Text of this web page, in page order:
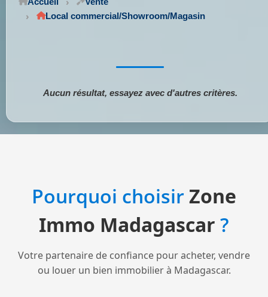
Local commercial/Showroom/Magasin
Aucun résultat, essayez avec d'autres critères.
Pourquoi choisirZone
Immo Madagascar ?
Votre partenaire de confiance pour acheter, vendre
ou louer un bien immobilier à Madagascar.